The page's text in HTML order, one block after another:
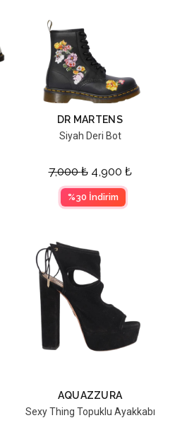
DR MARTENS
Siyah Deri Bot
7,000₺ 4,900 ₺
%30 İndirim
AQUAZZURA
Sexy Thing Topuklu Ayakkabı